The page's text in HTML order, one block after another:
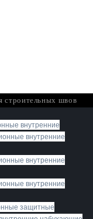
швов
внутренние
внутренние
внутренние
внутренние
защитные